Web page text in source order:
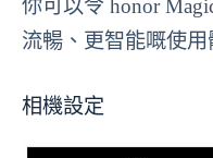
你可以令 honor
流暢、更智能嘅使用
相機設定